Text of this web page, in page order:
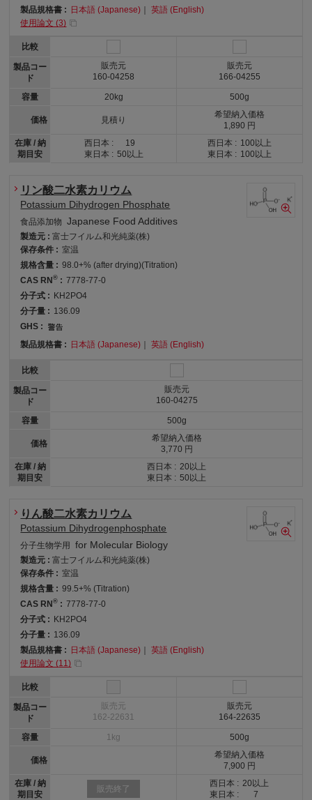
製品規格書 : 日本語 (Japanese) ｜英語 (English)
使用論文 (3)
比較
製品コー
ド
容量
価格
在庫 / 納
期目安
販売元
160-04258
20kg
見積り
西日本 :
19
東日本 : 50以上
販売元
166-04255
500g
希望納入価格
1,890 円
西日本 : 100以上
東日本 : 100以上
リン酸二水素カリウム
Potassium Dihydrogen Phosphate
食品添加物 Japanese Food Additives
製造元 :富士フイルム和光純薬(株)
保存条件 : 室温
規格含量 : 98.0+% (after drying)(Titration)
CAS RN® : 7778-77-0
分子式 : KH2PO4
分子量 : 136.09
GHS :
製品規格書 : 日本語 (Japanese) ｜英語 (English)
比較
製品コー
ド
容量
価格
在庫 / 納
期目安
販売元
160-04275
500g
希望納入価格
3,770 円
西日本 : 20以上
東日本 : 50以上
りん酸二水素カリウム
Potassium Dihydrogenphosphate
分子生物学用 for Molecular Biology
製造元 :富士フイルム和光純薬(株)
保存条件 : 室温
規格含量 : 99.5+% (Titration)
CAS RN® : 7778-77-0
分子式 : KH2PO4
分子量 : 136.09
製品規格書 : 日本語 (Japanese) ｜英語 (English)
使用論文 (11)
比較
製品コー
ド
容量
価格
在庫 / 納
期目安
販売元
162-22631
1kg
販売終了
販売元
164-22635
500g
希望納入価格
7,900 円
西日本 : 20以上
東日本 :
7